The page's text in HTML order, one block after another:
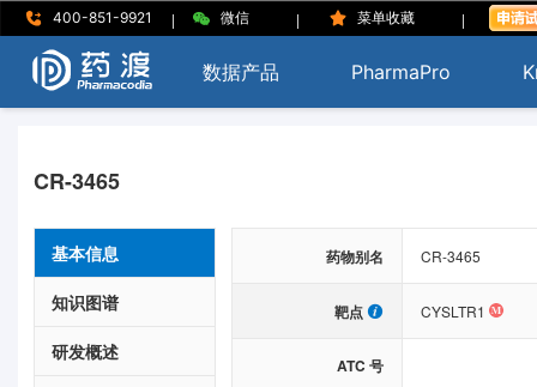
400-851-9921 | 微信 | 菜单收藏 |
数据产品 PharmaPro
CR-3465
基本信息
知识图谱
研发概述
药物别名 CR-3465
靶点 CYSLTR1
ATC 号